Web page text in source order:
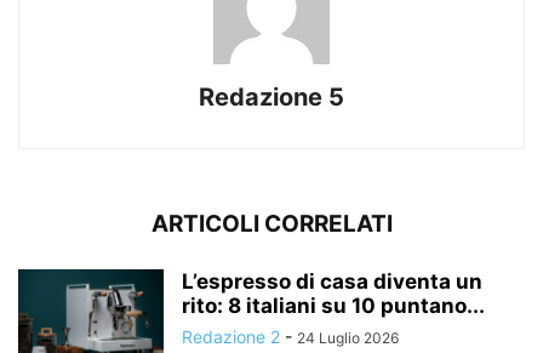
Redazione 5
ARTICOLI CORRELATI
L’espresso di casa diventa un
rito: 8 italiani su 10 puntano...
Redazione 2 - 24 Luglio 2026